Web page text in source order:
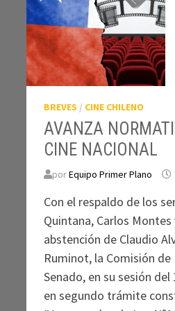
BREVES / CINE CHILENO
AVANZA
CINE NACIONAL
porEquipo Primer Plano
Con el respaldo de los
Quintana, Carlos
abstención de Claudio
Ruminot, la Comisión
Senado, en su sesión
en segundo trámite